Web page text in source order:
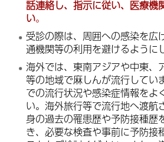
話連絡し、指示に従い、医療機
い。
受診の際は、周囲への感染を広
通機関等の利用を避けるように
海外では、東南アジアや中東、
等の地域で麻しんが流行してい
での流行状況や感染症情報をよ
い。海外旅行等で流行地へ渡航
身の過去の罹患歴や予防接種歴
き、必要な検査や事前に予防接